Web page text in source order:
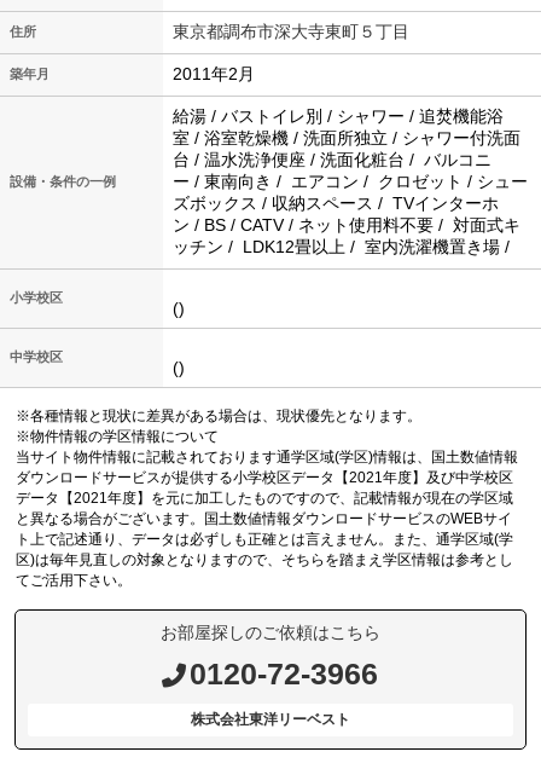
住所 東京都調布市深大寺東町５丁目
築年月 2011年2月
設備・条件の一例
給湯 / バストイレ別 / シャワー / 追焚機能浴
室 / 浴室乾燥機 / 洗面所独立 / シャワー付洗面
台 / 温水洗浄便座 / 洗面化粧台 / バルコニ
ー / 東南向き / エアコン / クロゼット / シュー
ズボックス / 収納スペース / TVインターホ
ン / BS / CATV / ネット使用料不要 / 対面式キ
ッチン / LDK12畳以上 / 室内洗濯機置き場 /
小学校区
()
中学校区
()
※各種情報と現状に差異がある場合は、現状優先となります。
※物件情報の学区情報について
当サイト物件情報に記載されております通学区域(学区)情報は、国土数値情報
ダウンロードサービスが提供する小学校区データ【2021年度】及び中学校区
データ【2021年度】を元に加工したものですので、記載情報が現在の学区域
と異なる場合がございます。国土数値情報ダウンロードサービスのWEBサイ
ト上で記述通り、データは必ずしも正確とは言えません。また、通学区域(学
区)は毎年見直しの対象となりますので、そちらを踏まえ学区情報は参考とし
てご活用下さい。
お部屋探しのご依頼はこちら
0120-72-3966
株式会社東洋リーベスト